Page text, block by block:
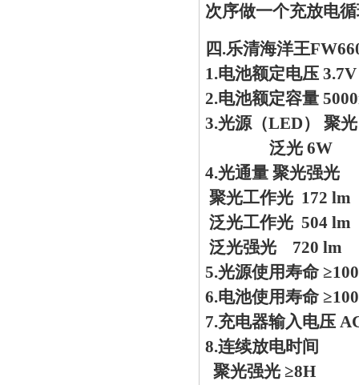
次序做一个充放电
四.乐清海洋王
1.电池额定电压
2.电池额定容量
3.光源（LED） 聚
泛光 6W
4.光通量 聚光强光
聚光工作光 172 lm
泛光工作光 504 lm
泛光强光 720 lm
5.光源使用寿命
6.电池使用寿命
7.充电器输入电压
8.连续放电时间
聚光强光 ≥8H